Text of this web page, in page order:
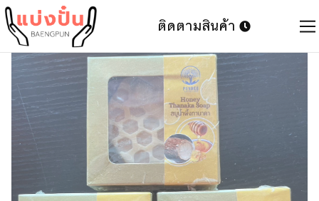
ติดตามสินค้า